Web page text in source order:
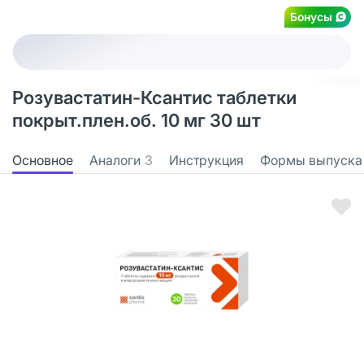
Бонусы
Розувастатин-Ксантис таблетки
покрыт.плен.об. 10 мг 30 шт
Основное Аналоги 3 Инструкция Формы выпуска